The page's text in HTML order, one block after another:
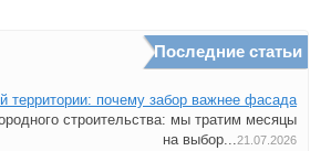
Последние статьи
территории: почему забор важнее фасада
строительства: мы тратим месяцы
на выбор...21.07.2026